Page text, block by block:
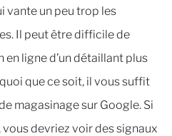
vante un peu trop les
Il peut être difficile de
ligne d’un détaillant plus
que ce soit, il vous suffit
magasinage sur Google. Si
devriez voir des signaux